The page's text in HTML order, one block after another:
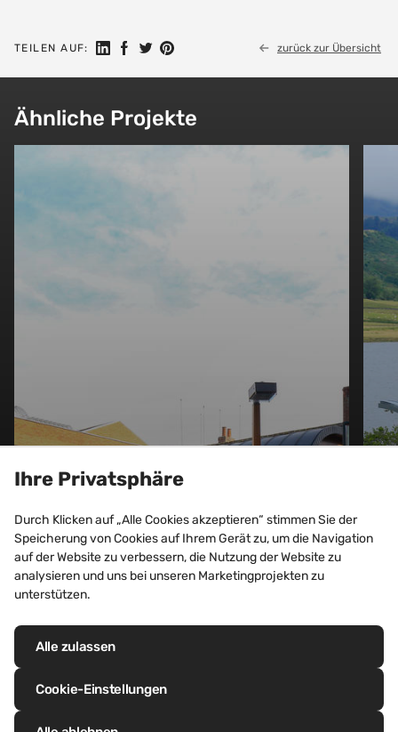
TEILEN AUF: Auf LinkedIn teilen
Auf Facebook teilen
Auf Twitter teilen
Auf Pinterest teilenzurück zur Übersicht
Ähnliche Projekte
EINKAUFSZENTREN, HOTELS
Bull Pub, Berkshire
(Vereinigtes Königreich)
Ihre Privatsphäre
Durch Klicken auf „Alle Cookies akzeptieren“ stimmen Sie der
Speicherung von Cookies auf Ihrem Gerät zu, um die Navigation
auf der Website zu verbessern, die Nutzung der Website zu
analysieren und uns bei unseren Marketingprojekten zu
unterstützen.
Alle zulassen
Cookie-Einstellungen